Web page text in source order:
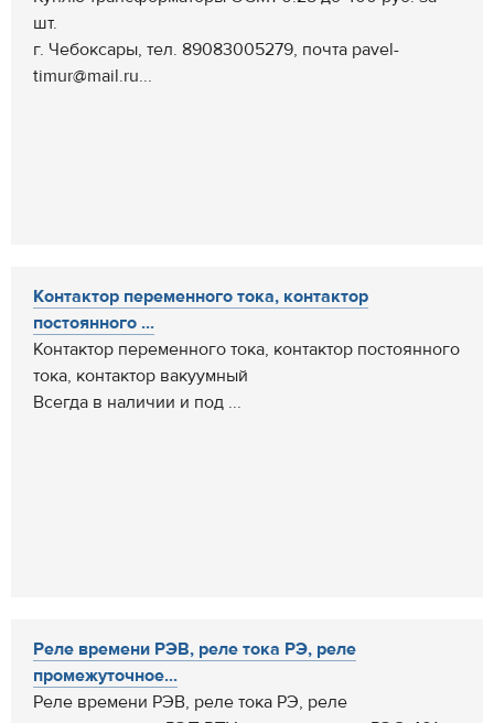
шт.
г. Чебоксары, тел. 89083005279, почта pavel-
timur@mail.ru...
Контактор переменного тока, контактор
постоянного ...
Контактор переменного тока, контактор постоянного
тока, контактор вакуумный
Всегда в наличии и под ...
Реле времени РЭВ, реле тока РЭ, реле
промежуточное...
Реле времени РЭВ, реле тока РЭ, реле